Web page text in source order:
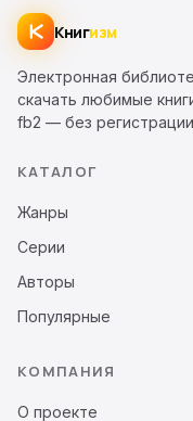
Книгизм
Электронная
скачать любимые
fb2 — без
КАТАЛОГ
Жанры
Серии
Авторы
Популярные
КОМПАНИЯ
О проекте